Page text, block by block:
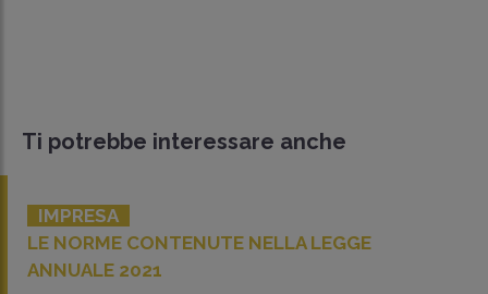
Ti potrebbe interessare anche
IMPRESA
LE NORME CONTENUTE NELLA LEGGE
ANNUALE 2021